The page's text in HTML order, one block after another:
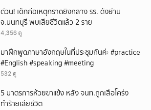
ด่วน! เด็กก่อเหตุกราดยิงกลาง รร. ดังย่าน
จ.นนทบุรี พบเสียชีวิตแล้ว 2 ราย
4,356 ดู
มาฝึกพูดภาษาอังกฤษในที่ประชุมกันค่ะ #practice
#English #speaking #meeting
532 ดู
5 มาตรการห้วยขาแข้ง หลัง จนท.ถูกเสือโคร่ง
ทำร้ายเสียชีวิต